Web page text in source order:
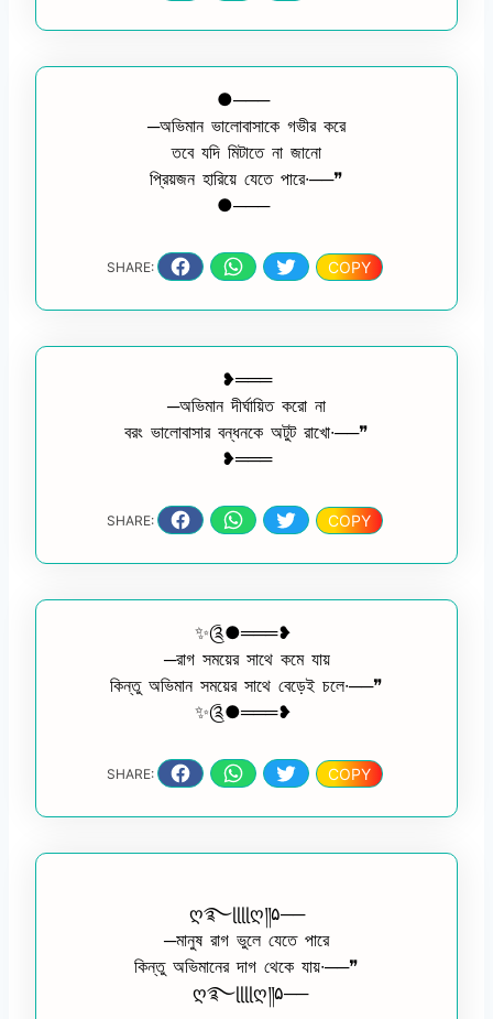
●───
─অভিমান ভালোবাসাকে গভীর করে
তবে যদি মিটাতে না জানো
প্রিয়জন হারিয়ে যেতে পারে∙──❞
●───
SHARE: COPY
❥═══
─অভিমান দীর্ঘায়িত করো না
বরং ভালোবাসার বন্ধনকে অটুট রাখো∙──❞
❥═══
SHARE: COPY
✨༊●═══❥
─রাগ সময়ের সাথে কমে যায়
কিন্তু অভিমান সময়ের সাথে বেড়েই চলে∙──❞
✨༊●═══❥
SHARE: COPY
ღ࿐ɭɭɭɭღ༎۵──
─মানুষ রাগ ভুলে যেতে পারে
কিন্তু অভিমানের দাগ থেকে যায়∙──❞
ღ࿐ɭɭɭɭღ༎۵──